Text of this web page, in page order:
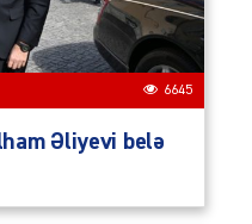
6645
Əliyevi belə